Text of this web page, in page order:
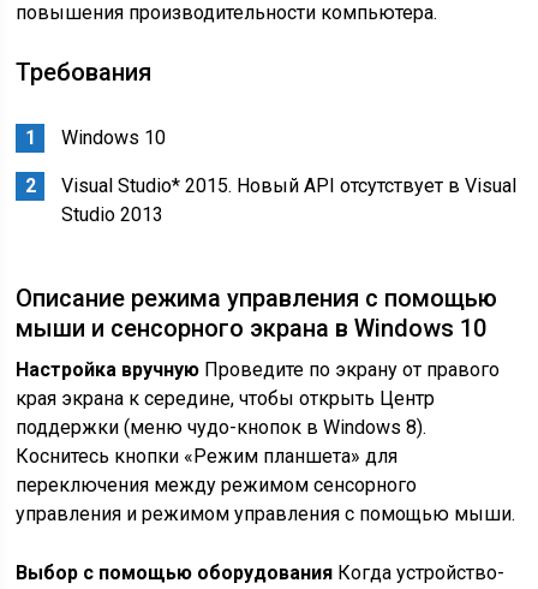
повышения производительности компьютера.
Требования
Windows 10
Visual Studio* 2015. Новый API отсутствует в Visual
Studio 2013
Описание режима управления с помощью
мыши и сенсорного экрана в Windows 10
Настройка вручную Проведите по экрану от правого
края экрана к середине, чтобы открыть Центр
поддержки (меню чудо-кнопок в Windows 8).
Коснитесь кнопки «Режим планшета» для
переключения между режимом сенсорного
управления и режимом управления с помощью мыши.
Выбор с помощью оборудования Когда устройство-